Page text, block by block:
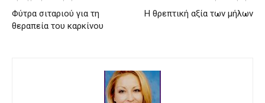
Φύτρα σιταριού για τη
θεραπεία του καρκίνου
Η θρεπτική αξία των μήλων